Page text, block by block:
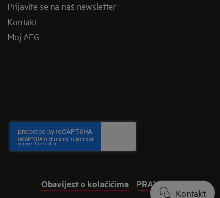
Kontakt
Prijavite se na naš newsletter
Kontakt
Moj AEG
PRAVNA PITANJA
Obavijest o kolačićima